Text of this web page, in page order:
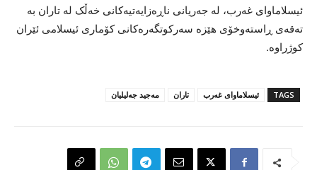
ئیسلاماوای غەرب، لە جەریانی ناڕەزایەتیەکانی خەڵک لە تاران بە
تەقەی ڕاستەوخۆی هێزە سەرکوتگەرەکانی کۆماری ئیسلامی ئێران
کوژراوە.
TAGS ئیسلاماوای غەرب تاران مەجید جەلیلیان